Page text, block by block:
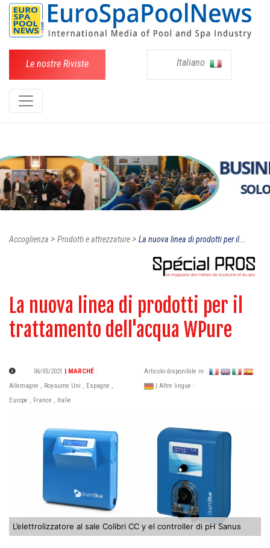
Le nostre Riviste Italiano
Accoglienza > Prodotti e attrezzature> La nuova linea di prodotti per il...
La nuova linea di prodotti per il
trattamento dell'acqua WPure
06/05/2021 | MARCHÉ :
Allemagne , Royaume Uni , Espagne ,
Europe , France , Italie
Articolo disponibile in :
| Altre lingue :
L’elettrolizzatore al sale Colibri CC y el controller di pH Sanus